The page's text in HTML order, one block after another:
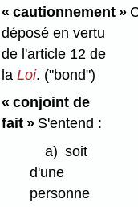
« cautionnement »
déposé en vertu
de l'article 12 de
la Loi. ("bond")
« conjoint de
fait »S'entend :
a) soit
d'une
personne